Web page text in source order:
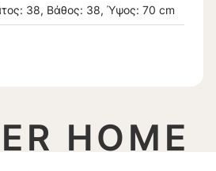
38, Βάθος: 38, Ύψος: 70 cm
HOME